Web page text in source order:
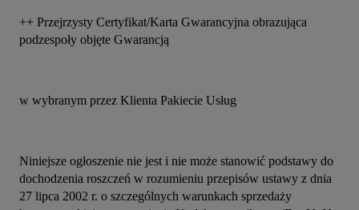
++ Przejrzysty Certyfikat/Karta Gwarancyjna obrazująca
podzespoły objęte Gwarancją
w wybranym przez Klienta Pakiecie Usług
Niniejsze ogłoszenie nie jest i nie może stanowić podstawy do
dochodzenia roszczeń w rozumieniu przepisów ustawy z dnia
27 lipca 2002 r. o szczególnych warunkach sprzedaży